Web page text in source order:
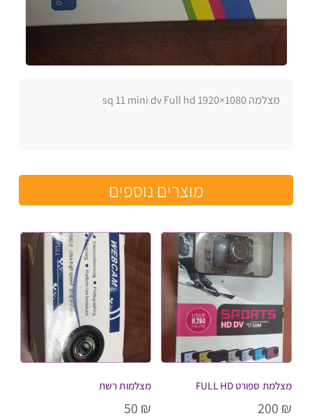
מצלמה sq 11 mini dv Full hd 1920×1080
מוצרים נוספים
מצלמת ספורט FULL HD
200 ₪
מצלמות רשת
50 ₪